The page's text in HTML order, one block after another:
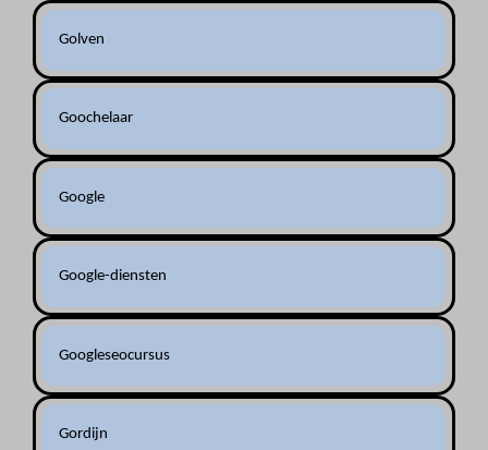
Golven
Goochelaar
Google
Google-diensten
Googleseocursus
Gordijn